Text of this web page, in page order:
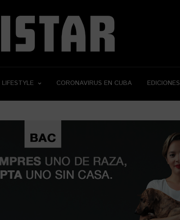
LIFESTYLE CORONAVIRUS EN CUBA EDICIONES